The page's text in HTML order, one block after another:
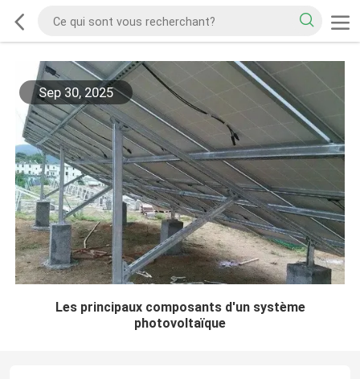
Sep 30, 2025
Les principaux composants d'un système
photovoltaïque